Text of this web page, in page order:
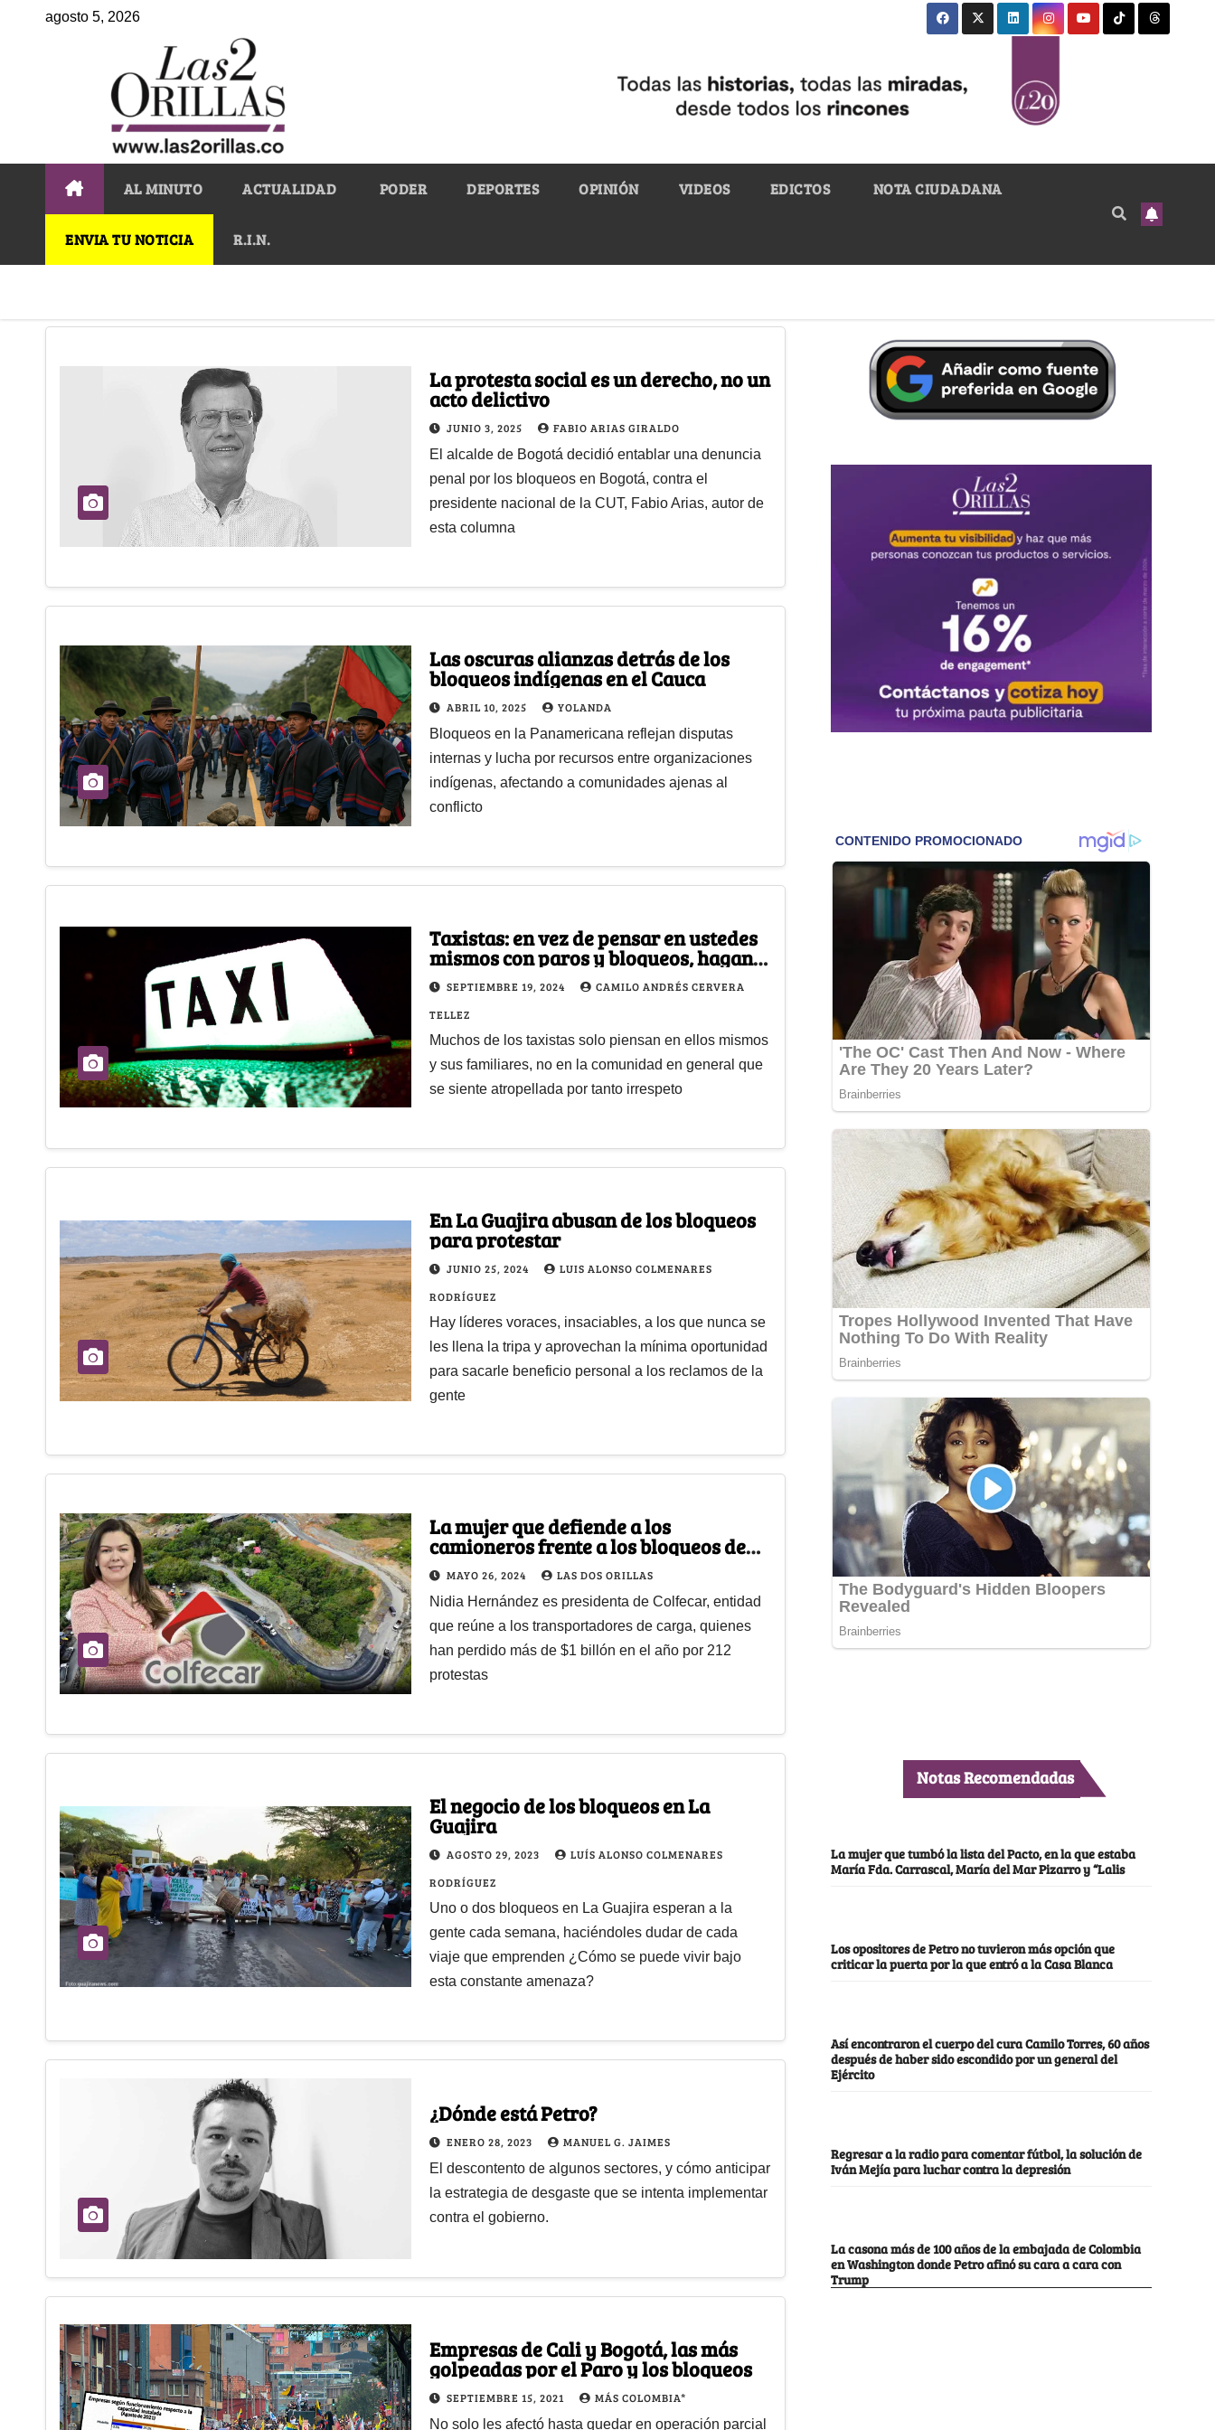
agosto 5, 2026
AL MINUTO ACTUALIDAD PODER DEPORTES OPINIÓN VIDEOS EDICTOS NOTA CIUDADANA
ENVIA TU NOTICIA R.I.N.
La protesta social es un derecho, no un
acto delictivo
JUNIO 3, 2025 FABIO ARIAS GIRALDO
El alcalde de Bogotá decidió entablar una denuncia
penal por los bloqueos en Bogotá, contra el
presidente nacional de la CUT, Fabio Arias, autor de
esta columna
Las oscuras alianzas detrás de los
bloqueos indígenas en el Cauca
ABRIL 10, 2025 YOLANDA
Bloqueos en la Panamericana reflejan disputas
internas y lucha por recursos entre organizaciones
indígenas, afectando a comunidades ajenas al
conflicto
Taxistas: en vez de pensar en ustedes
mismos con paros y bloqueos, hagan
un mejor servicio
SEPTIEMBRE 19, 2024
CAMILO ANDRÉS CERVERA
TELLEZ
Muchos de los taxistas solo piensan en ellos mismos
y sus familiares, no en la comunidad en general que
se siente atropellada por tanto irrespeto
En La Guajira abusan de los bloqueos
para protestar
JUNIO 25, 2024
LUIS ALONSO COLMENARES
RODRÍGUEZ
Hay líderes voraces, insaciables, a los que nunca se
les llena la tripa y aprovechan la mínima oportunidad
para sacarle beneficio personal a los reclamos de la
gente
La mujer que defiende a los
camioneros frente a los bloqueos de
vías en el país
MAYO 26, 2024 LAS DOS ORILLAS
Nidia Hernández es presidenta de Colfecar, entidad
que reúne a los transportadores de carga, quienes
han perdido más de $1 billón en el año por 212
protestas
El negocio de los bloqueos en La
Guajira
AGOSTO 29, 2023
LUÍS ALONSO COLMENARES
RODRÍGUEZ
Uno o dos bloqueos en La Guajira esperan a la
gente cada semana, haciéndoles dudar de cada
viaje que emprenden ¿Cómo se puede vivir bajo
esta constante amenaza?
¿Dónde está Petro?
ENERO 28, 2023 MANUEL G. JAIMES
El descontento de algunos sectores, y cómo anticipar
la estrategia de desgaste que se intenta implementar
contra el gobierno.
Empresas de Cali y Bogotá, las más
golpeadas por el Paro y los bloqueos
SEPTIEMBRE 15, 2021 MÁS COLOMBIA*
No solo les afectó hasta quedar en operación parcial
Notas Recomendadas
La mujer que tumbó la lista del Pacto, en la que estaba
María Fda. Carrascal, María del Mar Pizarro y “Lalis
Los opositores de Petro no tuvieron más opción que
criticar la puerta por la que entró a la Casa Blanca
Así encontraron el cuerpo del cura Camilo Torres, 60 años
después de haber sido escondido por un general del
Ejército
Regresar a la radio para comentar fútbol, la solución de
Iván Mejía para luchar contra la depresión
La casona más de 100 años de la embajada de Colombia
en Washington donde Petro afinó su cara a cara con
Trump